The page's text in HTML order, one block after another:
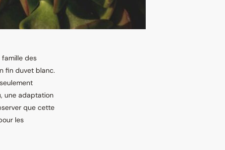
famille des
fin duvet blanc.
une adaptation
que cette
les